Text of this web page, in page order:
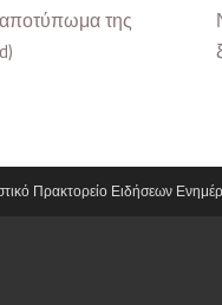
της
Πρακτορείο Ειδήσεων